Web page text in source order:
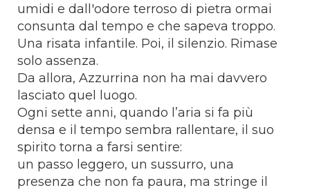
umidi e dall'odore terroso di pietra ormai
consunta dal tempo e che sapeva troppo.
Una risata infantile. Poi, il silenzio. Rimase
solo assenza.
Da allora, Azzurrina non ha mai davvero
lasciato quel luogo.
Ogni sette anni, quando l’aria si fa più
densa e il tempo sembra rallentare, il suo
spirito torna a farsi sentire:
un passo leggero, un sussurro, una
presenza che non fa paura, ma stringe il